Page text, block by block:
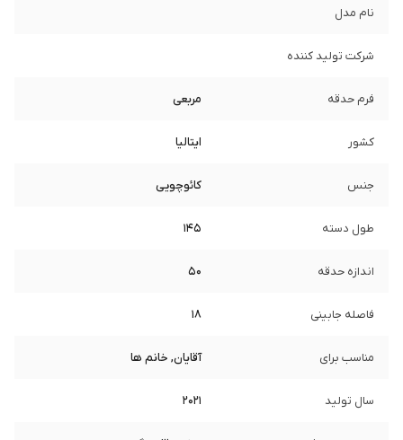
نام مدل
شرکت تولید کننده
فرم حدقه مربعی
کشور ایتالیا
جنس کائوچویی
طول دسته 145
اندازه حدقه 50
فاصله جابینی 18
مناسب برای آقایان, خانم ها
سال تولید 2021